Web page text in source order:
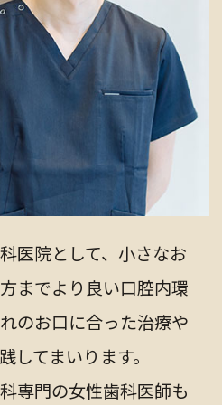
医院として、小さなお
までより良い口腔内環
のお口に合った治療や
してまいります。
専門の女性歯科医師も